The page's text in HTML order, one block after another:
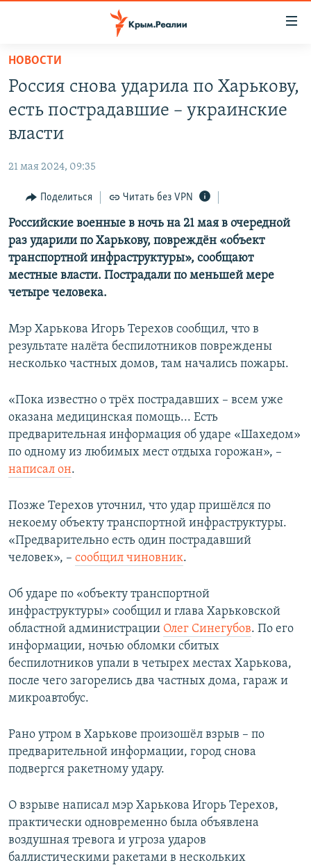
Вернуться
основному
содержанию
главной
Вернутся
поиску
11 ЛЕТ ОККУПАЦИИ КРЫМА. 11 ИСТОРИЙ СОПРОТИВЛЕНИЯ
ЕЩЕ
ИНТЕРАКТИВ
ИНФОГРАФИКА
ТЕЛЕПРОЕКТ КРЫМ.РЕАЛИИ
СОВЕТЫ ПРАВОЗАЩИТНИКОВ
ПРОПАВШИЕ БЕЗ ВЕСТИ
ПОБЕДИТЕЛЕЙ НЕ СУДЯТ?
КРЫМ.НЕПОКОРЕННЫЙ
УКРАИНСКАЯ ПРОБЛЕМА КРЫМА
РАДІО СВОБОДА
КАК ОБОЙТИ БЛОКИРОВКУ
Українською
Qırımtatar
ПРИСОЕДИНЯЙТЕСЬ!
Все сайты RFE/RL
НОВОСТИ
Россия снова ударила по Харькову,
есть пострадавшие – украинские
власти
21 мая 2024, 09:35
Поделиться Читать без VPN
Российские военные в ночь на 21 мая в очередной
раз ударили по Харькову, повреждён «объект
транспортной инфраструктуры», сообщают
местные власти. Пострадали по меньшей мере
четыре человека.
Мэр Харькова Игорь Терехов сообщил, что в
результате налёта беспилотников повреждены
несколько частных домов, там начались пожары.
«Пока известно о трёх пострадавших – всем уже
оказана медицинская помощь... Есть
предварительная информация об ударе «Шахедом»
по одному из любимых мест отдыха горожан», –
написал он.
Позже Терехов уточнил, что удар пришёлся по
некоему объекту транспортной инфраструктуры.
«Предварительно есть один пострадавший
человек», – сообщил чиновник.
Об ударе по «объекту транспортной
инфраструктуры» сообщил и глава Харьковской
областной администрации Олег Синегубов. По его
информации, ночью обломки сбитых
беспилотников упали в четырех местах Харькова,
после чего загорелись два частных дома, гараж и
микроавтобус.
Рано утром в Харькове произошёл взрыв – по
предварительной информации, город снова
подвергся ракетному удару.
О взрыве написал мэр Харькова Игорь Терехов,
практически одновременно была объявлена
воздушная тревога и угроза ударов
баллистическими ракетами в нескольких